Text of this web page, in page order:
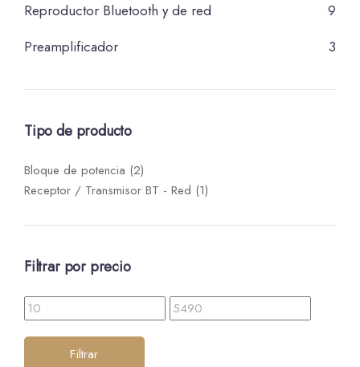
Reproductor Bluetooth y de red
9
Preamplificador
3
Tipo de producto
Bloque de potencia (2)
Receptor / Transmisor BT - Red (1)
Filtrar por precio
Filtrar